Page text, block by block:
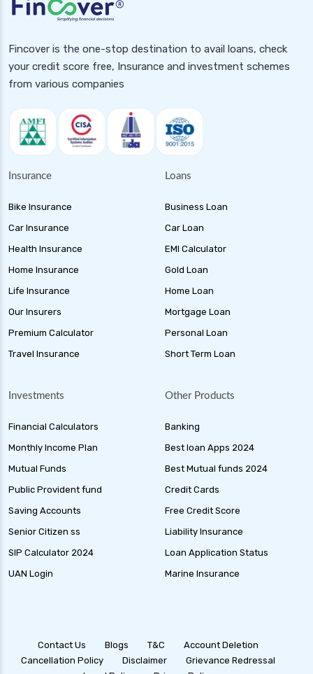
Fincover is the one-stop destination to avail loans, check
your credit score free, Insurance and investment schemes
from various companies
Insurance
Bike Insurance
Car Insurance
Health Insurance
Home Insurance
Life Insurance
Our Insurers
Premium Calculator
Travel Insurance
Loans
Business Loan
Car Loan
EMI Calculator
Gold Loan
Home Loan
Mortgage Loan
Personal Loan
Short Term Loan
Investments
Financial Calculators
Monthly Income Plan
Mutual Funds
Public Provident fund
Saving Accounts
Senior Citizen ss
SIP Calculator 2024
UAN Login
Other Products
Banking
Best loan Apps 2024
Best Mutual funds 2024
Credit Cards
Free Credit Score
Liability Insurance
Loan Application Status
Marine Insurance
Contact Us Blogs T&C
Account Deletion
Cancellation Policy
Disclaimer
Grievance Redressal